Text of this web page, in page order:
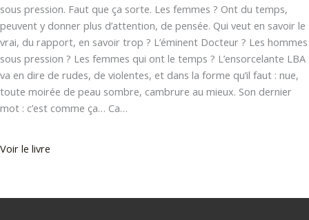
sous pression. Faut que ça sorte. Les femmes ? Ont du temps,
peuvent y donner plus d’attention, de pensée. Qui veut en savoir le
vrai, du rapport, en savoir trop ? L’éminent Docteur ? Les hommes
sous pression ? Les femmes qui ont le temps ? L’ensorcelante LBA
va en dire de rudes, de violentes, et dans la forme qu’il faut : nue,
toute moirée de peau sombre, cambrure au mieux. Son dernier
mot : c’est comme ça… Ca…
Voir le livre